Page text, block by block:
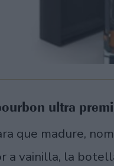
ultra
que madure,
a vainilla, la